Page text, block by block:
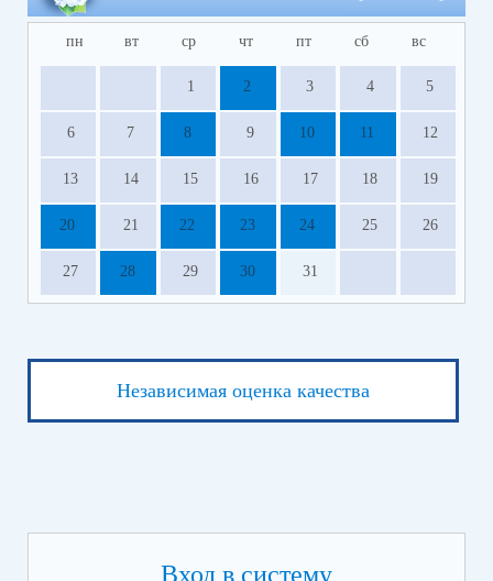
пн вт ср чт пт сб вс
1 2 3 4 5
6 7 8 9 10 11 12
13 14 15 16 17 18 19
20 21 22 23 24 25 26
27 28 29 30 31
Независимая оценка качества
Вход в систему